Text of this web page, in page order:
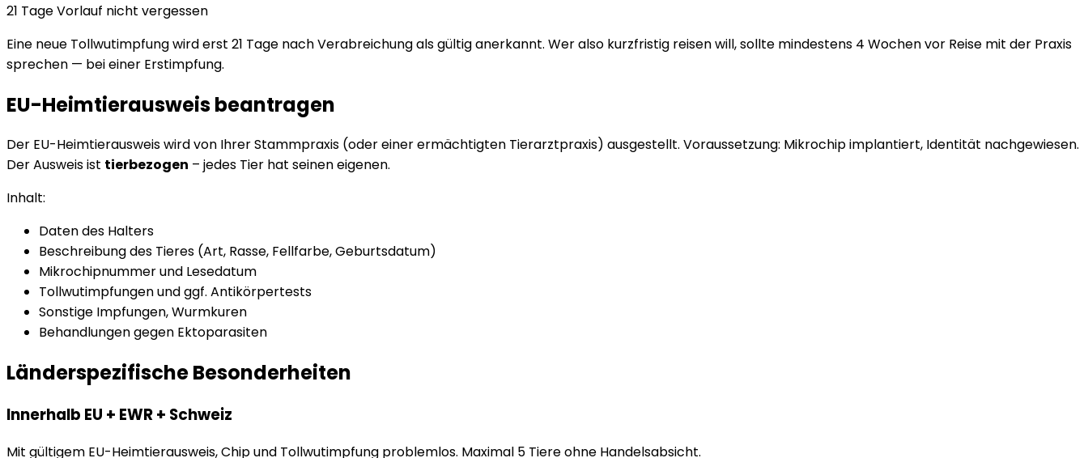
21 Tage Vorlauf nicht vergessen
Eine neue Tollwutimpfung wird erst 21 Tage nach Verabreichung als gültig anerkannt. Wer also kurzfristig reisen will, sollte mindestens 4 Wochen vor Reise mit der Praxis
sprechen — bei einer Erstimpfung.
EU-Heimtierausweis beantragen
Der EU-Heimtierausweis wird von Ihrer Stammpraxis (oder einer ermächtigten Tierarztpraxis) ausgestellt. Voraussetzung: Mikrochip implantiert, Identität nachgewiesen.
Der Ausweis ist tierbezogen – jedes Tier hat seinen eigenen.
Inhalt:
Daten des Halters
Beschreibung des Tieres (Art, Rasse, Fellfarbe, Geburtsdatum)
Mikrochipnummer und Lesedatum
Tollwutimpfungen und ggf. Antikörpertests
Sonstige Impfungen, Wurmkuren
Behandlungen gegen Ektoparasiten
Länderspezifische Besonderheiten
Innerhalb EU + EWR + Schweiz
Mit gültigem EU-Heimtierausweis, Chip und Tollwutimpfung problemlos. Maximal 5 Tiere ohne Handelsabsicht.